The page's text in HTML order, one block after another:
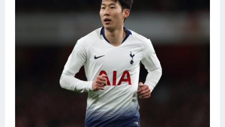
Категории Фото
Еще картинки...